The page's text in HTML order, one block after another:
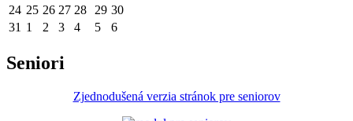
24 25 26 27 28 29 30
31 1 2 3 4 5 6
Seniori
Zjednodušená verzia stránok pre seniorov